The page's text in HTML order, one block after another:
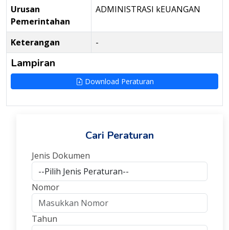
Urusan
Pemerintahan
ADMINISTRASI kEUANGAN
Keterangan -
Lampiran
Download Peraturan
Cari Peraturan
Jenis Dokumen
Nomor
Tahun